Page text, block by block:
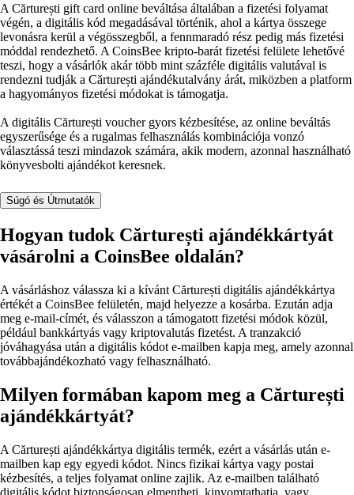
A Cărturești gift card online beváltása általában a fizetési folyamat
végén, a digitális kód megadásával történik, ahol a kártya összege
levonásra kerül a végösszegből, a fennmaradó rész pedig más fizetési
móddal rendezhető. A CoinsBee kripto-barát fizetési felülete lehetővé
teszi, hogy a vásárlók akár több mint százféle digitális valutával is
rendezni tudják a Cărturești ajándékutalvány árát, miközben a platform
a hagyományos fizetési módokat is támogatja.
A digitális Cărturești voucher gyors kézbesítése, az online beváltás
egyszerűsége és a rugalmas felhasználás kombinációja vonzó
választássá teszi mindazok számára, akik modern, azonnal használható
könyvesbolti ajándékot keresnek.
Súgó és Útmutatók
Hogyan tudok Cărturești ajándékkártyát
vásárolni a CoinsBee oldalán?
A vásárláshoz válassza ki a kívánt Cărturești digitális ajándékkártya
értékét a CoinsBee felületén, majd helyezze a kosárba. Ezután adja
meg e-mail-címét, és válasszon a támogatott fizetési módok közül,
például bankkártyás vagy kriptovalutás fizetést. A tranzakció
jóváhagyása után a digitális kódot e-mailben kapja meg, amely azonnal
továbbajándékozható vagy felhasználható.
Milyen formában kapom meg a Cărturești
ajándékkártyát?
A Cărturești ajándékkártya digitális termék, ezért a vásárlás után e-
mailben kap egy egyedi kódot. Nincs fizikai kártya vagy postai
kézbesítés, a teljes folyamat online zajlik. Az e-mailben található
digitális kódot biztonságosan elmentheti, kinyomtathatja, vagy